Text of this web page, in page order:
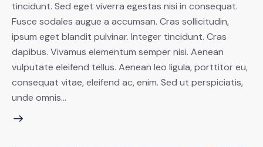
tincidunt. Sed eget viverra egestas nisi in consequat.
Fusce sodales augue a accumsan. Cras sollicitudin,
ipsum eget blandit pulvinar. Integer tincidunt. Cras
dapibus. Vivamus elementum semper nisi. Aenean
vulputate eleifend tellus. Aenean leo ligula, porttitor eu,
consequat vitae, eleifend ac, enim. Sed ut perspiciatis,
unde omnis…